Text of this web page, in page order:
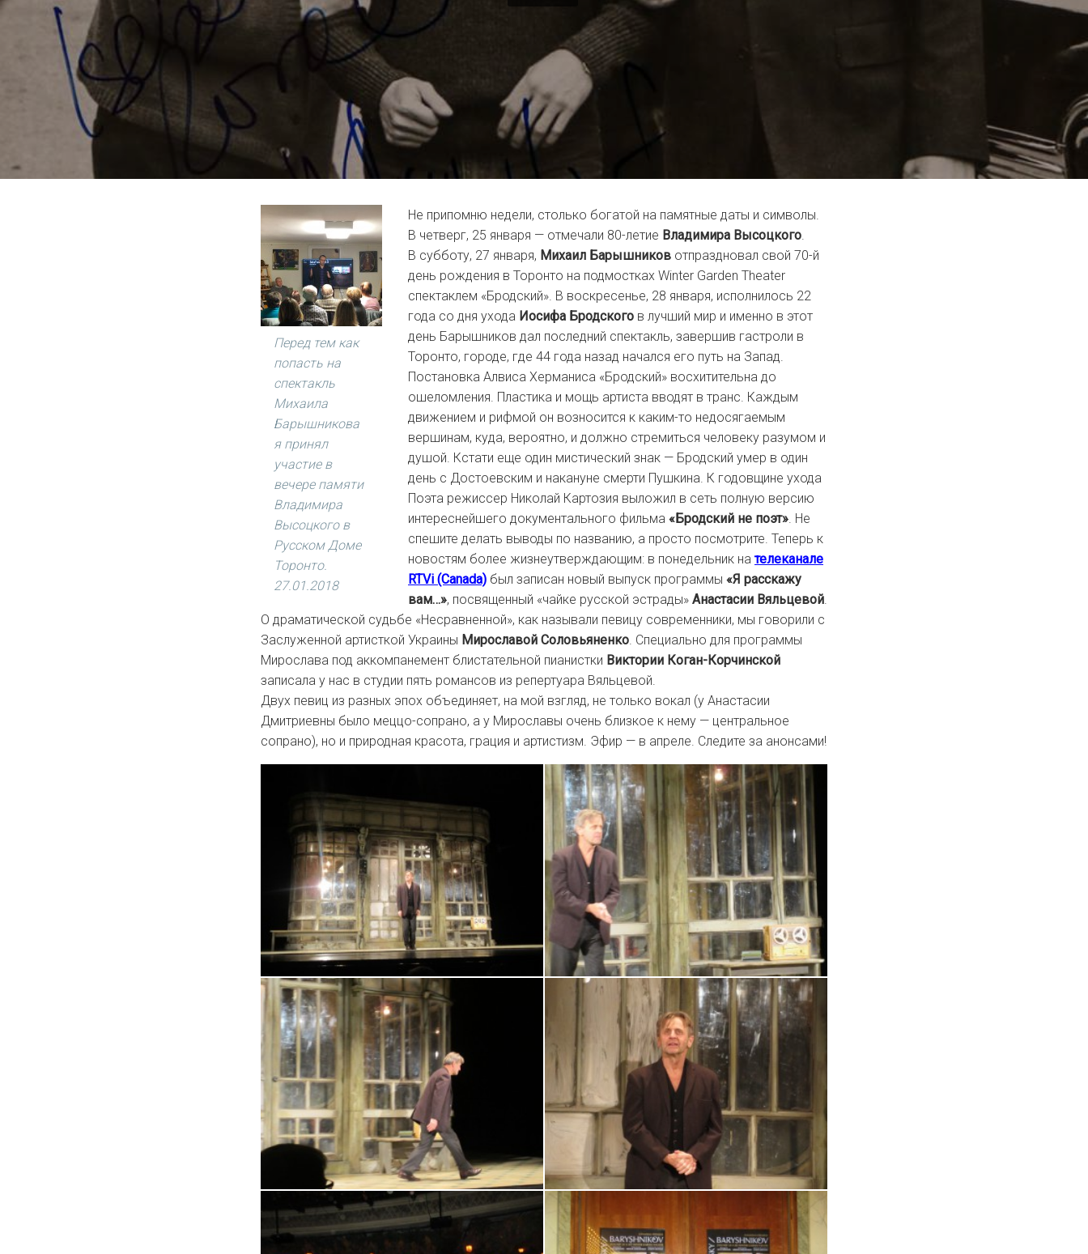
Перед тем как
попасть на
спектакль
Михаила
Барышникова
я принял
участие в
вечере памяти
Владимира
Высоцкого в
Русском Доме
Торонто.
27.01.2018
Не припомню недели, столько богатой на памятные даты и символы.
В четверг, 25 января — отмечали 80-летие Владимира Высоцкого
В субботу, 27 января, Михаил Барышников отпраздновал свой 70-й
день рождения в Торонто на подмостках Winter Garden Theater
спектаклем «Бродский». В воскресенье, 28 января, исполнилось 22
года со дня ухода Иосифа Бродского в лучший мир и именно в этот
день Барышников дал последний спектакль, завершив гастроли в
Торонто, городе, где 44 года назад начался его путь на Запад.
Постановка Алвиса Херманиса «Бродский» восхитительна до
ошеломления. Пластика и мощь артиста вводят в транс. Каждым
движением и рифмой он возносится к каким-то недосягаемым
вершинам, куда, вероятно, и должно стремиться человеку разумом и
душой. Кстати еще один мистический знак — Бродский умер в один
день с Достоевским и накануне смерти Пушкина. К годовщине ухода
Поэта режиссер Николай Картозия выложил в сеть полную версию
интереснейшего документального фильма «Бродский не поэт» . Не
спешите делать выводы по названию, а просто посмотрите. Теперь к
новостям более жизнеутверждающим: в понедельник нателеканале
RTVi (Canada) был записан новый выпуск программы «Я расскажу
вам…», посвященный «чайке русской эстрады» Анастасии Вяльцевой
О драматической судьбе «Несравненной», как называли певицу современники, мы говорили с
Заслуженной артисткой Украины Мирославой Соловьяненко . Специально для программы
Мирослава под аккомпанемент блистательной пианистки Виктории Коган-Корчинской
записала у нас в студии пять романсов из репертуара Вяльцевой.
Двух певиц из разных эпох объединяет, на мой взгляд, не только вокал (у Анастасии
Дмитриевны было меццо-сопрано, а у Мирославы очень близкое к нему — центральное
сопрано), но и природная красота, грация и артистизм. Эфир — в апреле. Следите за анонсами!